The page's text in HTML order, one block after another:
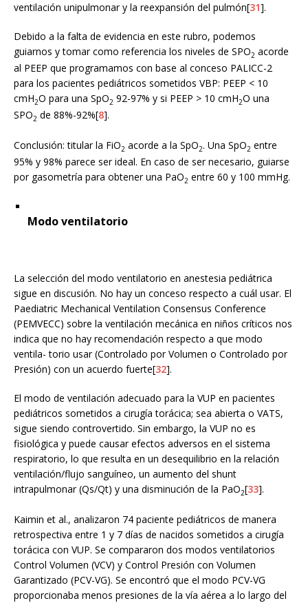
ventilación unipulmonar y la reexpansión del pulmón[31].
Debido a la falta de evidencia en este rubro, podemos
guiarnos y tomar como referencia los niveles de SPO2 acorde
al PEEP que programamos con base al conceso PALICC-2
para los pacientes pediátricos sometidos VBP: PEEP < 10
cmH2O para una SpO2 92-97% y si PEEP > 10 cmH2O una
SPO2 de 88%-92%[8].
Conclusión: titular la FiO2 acorde a la SpO2. Una SpO2 entre
95% y 98% parece ser ideal. En caso de ser necesario, guiarse
por gasometría para obtener una PaO2 entre 60 y 100 mmHg.
Modo ventilatorio
La selección del modo ventilatorio en anestesia pediátrica
sigue en discusión. No hay un conceso respecto a cuál usar. El
Paediatric Mechanical Ventilation Consensus Conference
(PEMVECC) sobre la ventilación mecánica en niños críticos nos
indica que no hay recomendación respecto a que modo
ventila- torio usar (Controlado por Volumen o Controlado por
Presión) con un acuerdo fuerte[32].
El modo de ventilación adecuado para la VUP en pacientes
pediátricos sometidos a cirugía torácica; sea abierta o VATS,
sigue siendo controvertido. Sin embargo, la VUP no es
fisiológica y puede causar efectos adversos en el sistema
respiratorio, lo que resulta en un desequilibrio en la relación
ventilación/flujo sanguíneo, un aumento del shunt
intrapulmonar (Qs/Qt) y una disminución de la PaO2[33].
Kaimin et al., analizaron 74 paciente pediátricos de manera
retrospectiva entre 1 y 7 días de nacidos sometidos a cirugía
torácica con VUP. Se compararon dos modos ventilatorios
Control Volumen (VCV) y Control Presión con Volumen
Garantizado (PCV-VG). Se encontró que el modo PCV-VG
proporcionaba menos presiones de la vía aérea a lo largo del